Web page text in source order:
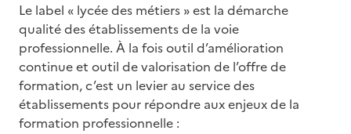
Le label « lycée des métiers » est la démarche
qualité des établissements de la voie
professionnelle. À la fois outil d’amélioration
continue et outil de valorisation de l’offre de
formation, c’est un levier au service des
établissements pour répondre aux enjeux de la
formation professionnelle :